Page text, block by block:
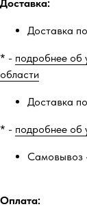
Доставка:
Доставка
* - подробнее об
области
Доставка
* - подробнее об
Самовывоз
Оплата: